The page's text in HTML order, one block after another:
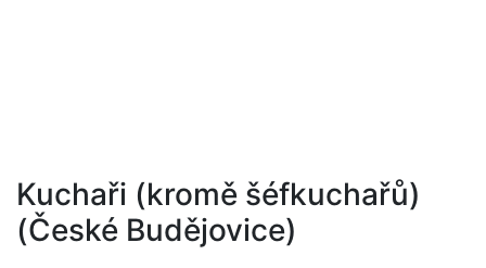
Kuchaři (kromě šéfkuchařů)
(České Budějovice)